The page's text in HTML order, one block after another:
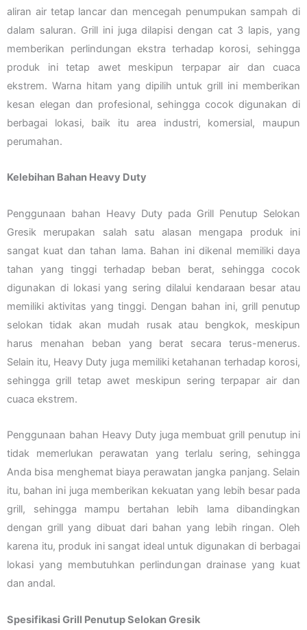
aliran air tetap lancar dan mencegah penumpukan sampah di
dalam saluran. Grill ini juga dilapisi dengan cat 3 lapis, yang
memberikan perlindungan ekstra terhadap korosi, sehingga
produk ini tetap awet meskipun terpapar air dan cuaca
ekstrem. Warna hitam yang dipilih untuk grill ini memberikan
kesan elegan dan profesional, sehingga cocok digunakan di
berbagai lokasi, baik itu area industri, komersial, maupun
perumahan.
Kelebihan Bahan Heavy Duty
Penggunaan bahan Heavy Duty pada Grill Penutup Selokan
Gresik merupakan salah satu alasan mengapa produk ini
sangat kuat dan tahan lama. Bahan ini dikenal memiliki daya
tahan yang tinggi terhadap beban berat, sehingga cocok
digunakan di lokasi yang sering dilalui kendaraan besar atau
memiliki aktivitas yang tinggi. Dengan bahan ini, grill penutup
selokan tidak akan mudah rusak atau bengkok, meskipun
harus menahan beban yang berat secara terus-menerus.
Selain itu, Heavy Duty juga memiliki ketahanan terhadap korosi,
sehingga grill tetap awet meskipun sering terpapar air dan
cuaca ekstrem.
Penggunaan bahan Heavy Duty juga membuat grill penutup ini
tidak memerlukan perawatan yang terlalu sering, sehingga
Anda bisa menghemat biaya perawatan jangka panjang. Selain
itu, bahan ini juga memberikan kekuatan yang lebih besar pada
grill, sehingga mampu bertahan lebih lama dibandingkan
dengan grill yang dibuat dari bahan yang lebih ringan. Oleh
karena itu, produk ini sangat ideal untuk digunakan di berbagai
lokasi yang membutuhkan perlindungan drainase yang kuat
dan andal.
Spesifikasi Grill Penutup Selokan Gresik